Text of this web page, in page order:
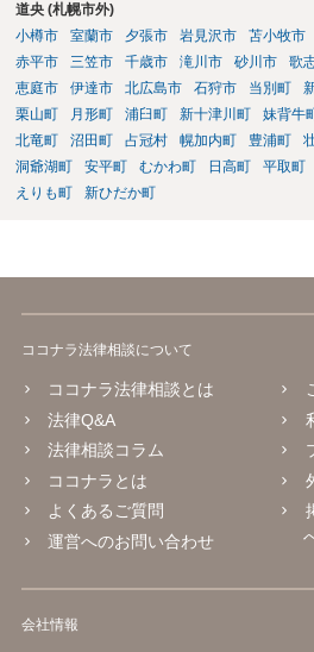
道央 (札幌市外)
小樽市
室蘭市 夕張市 岩見沢市 苫小牧市
赤平市
三笠市 千歳市 滝川市 砂川市 歌
恵庭市
伊達市 北広島市 石狩市 当別町
栗山町
月形町 浦臼町 新十津川町 妹背牛
北竜町
沼田町 占冠村 幌加内町 豊浦町
洞爺湖町
安平町 むかわ町 日高町 平取町
えりも町
新ひだか町
ココナラ法律相談について
ココナラ法律相談とは
法律Q&A
法律相談コラム
ココナラとは
よくあるご質問
運営へのお問い合わせ
会社情報